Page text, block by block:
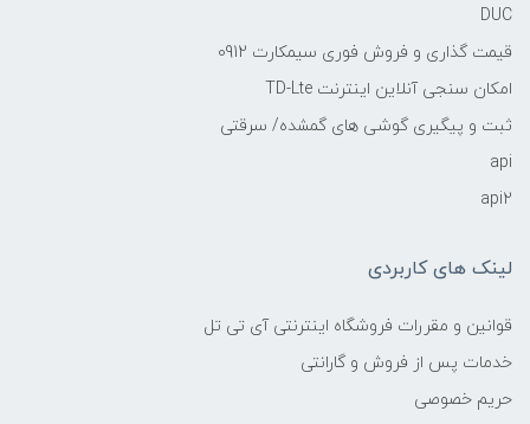
DUC
قیمت گذاری و فروش فوری سیمکارت 0912
امکان سنجی آنلاین اینترنت TD-Lte
ثبت و پیگیری گوشی های گمشده/ سرقتی
api
api2
لینک های کاربردی
قوانین و مقررات فروشگاه اینترنتی آی تی تل
خدمات پس از فروش و گارانتی
حریم خصوصی